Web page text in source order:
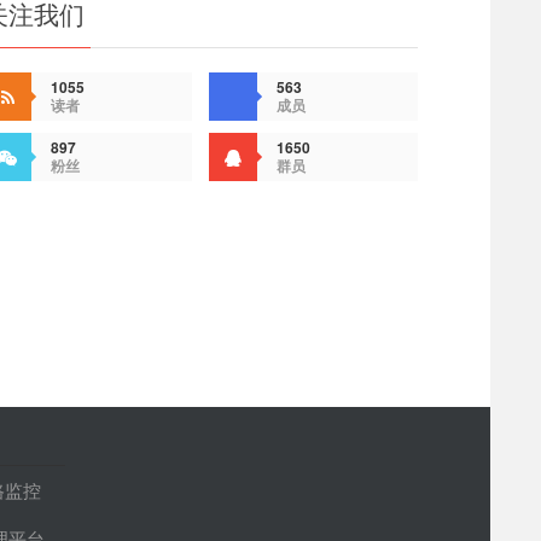
注我们
1055
读者
563
成员
897
粉丝
1650
群员
控